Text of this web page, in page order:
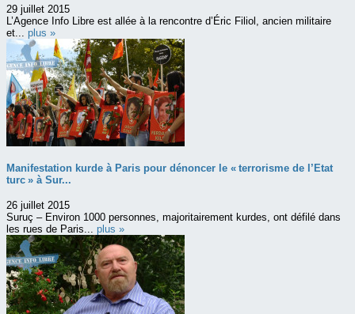
29 juillet 2015
L’Agence Info Libre est allée à la rencontre d’Éric Filiol, ancien militaire
et... plus »
Manifestation kurde à Paris pour dénoncer le « terrorisme de l’Etat
turc » à Sur...
26 juillet 2015
Suruç – Environ 1000 personnes, majoritairement kurdes, ont défilé dans
les rues de Paris... plus »